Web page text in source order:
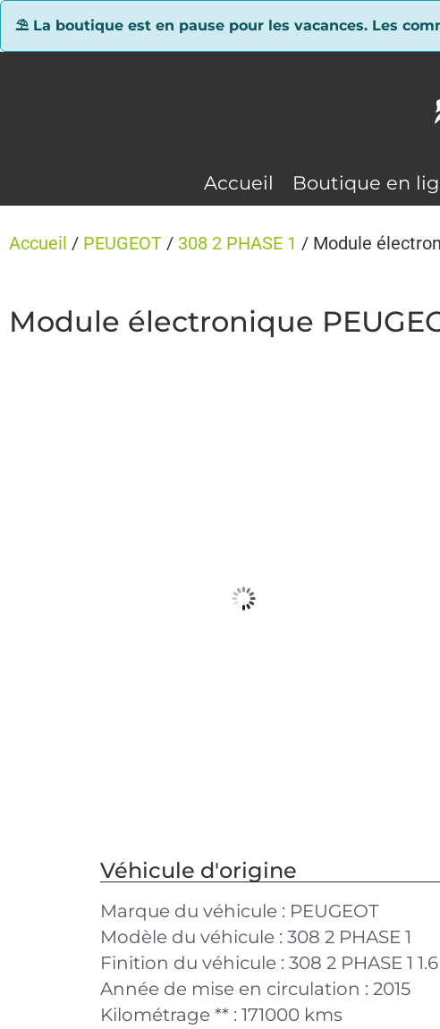
⛱ La boutique est en pause pour les vacances. Les
Accueil Boutique en
Accueil / PEUGEOT / 308 2 PHASE 1 / Module
Module électronique
Véhicule d'origine
Marque du véhicule : PEUGEOT
Modèle du véhicule : 308 2 PHASE 1
Finition du véhicule : 308 2 PHASE 1
Année de mise en circulation : 2015
Kilométrage ** : 171000 kms
Panneau de gestion des cookies